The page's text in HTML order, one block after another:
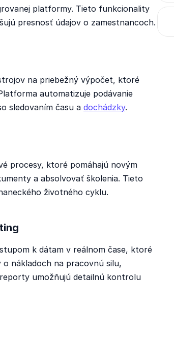
platformy. Tieto funkcionality
presnosť údajov o zamestnancoch.
na priebežný výpočet, ktoré
automatizuje podávanie
sledovaním času a dochádzky.
procesy, ktoré pomáhajú novým
a absolvovať školenia. Tieto
životného cyklu.
k dátam v reálnom čase, ktoré
nákladoch na pracovnú silu,
umožňujú detailnú kontrolu